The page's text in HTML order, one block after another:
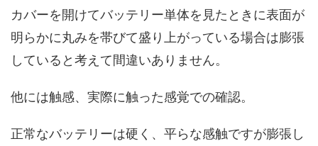
カバーを開けてバッテリー単体を見たときに表面が
明らかに丸みを帯びて盛り上がっている場合は膨張
していると考えて間違いありません。
他には触感、実際に触った感覚での確認。
正常なバッテリーは硬く、平らな感触ですが膨張し